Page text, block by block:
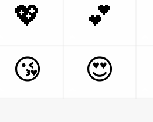
💖 💕
😘
😍